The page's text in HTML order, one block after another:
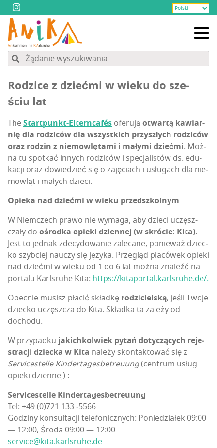
Rodzi­ce z dzieć­mi w wie­ku do sze­
ściu lat
TheStart­punkt-Eltern­ca­fés ofe­ru­ją otwar­tą kawiar­
nię dla rodzi­ców dla wszyst­kich przy­szłych rodzi­ców
oraz rodzin z nie­mow­lę­ta­mi i mały­mi dzieć­mi. Moż­
na tu spo­tkać innych rodzi­ców i spe­cja­li­stów ds. edu­
ka­cji oraz dowie­dzieć się o zaję­ciach i usłu­gach dla nie­
mow­ląt i małych dzieci.
Opie­ka nad dzieć­mi w wie­ku przedszkolnym
W Niem­czech pra­wo nie wyma­ga, aby dzie­ci uczęsz­
cza­ły do ośrod­ka opie­ki dzien­nej (w skró­cie: Kita).
Jest to jed­nak zde­cy­do­wa­nie zale­ca­ne, ponie­waż dziec­
ko szyb­ciej nauczy się języ­ka. Prze­gląd pla­có­wek opie­ki
nad dzieć­mi w wie­ku od 1 do 6 lat moż­na zna­leźć na
por­ta­lu Karls­ru­he Kita: https://kitaportal.karlsruhe.de/.
Obec­nie musisz pła­cić skład­kę rodzi­ciel­ską, jeśli Two­je
dziec­ko uczęsz­cza do Kita. Skład­ka ta zale­ży od
dochodu.
W przy­pad­ku jakich­kol­wiek pytań doty­czą­cych reje­
stra­cji dziec­ka w Kita nale­ży skon­tak­to­wać się z
Servi­ce­stel­le Kin­der­ta­ges­be­treu­ung(cen­trum usług
opie­ki dzien­nej) :
Servi­ce­stel­le Kin­der­ta­ges­be­treu­ung
Tel: +49 (0)721 133 ‑5566
Godzi­ny kon­sul­ta­cji tele­fo­nicz­nych: Ponie­dzia­łek 09:00
— 12:00, Śro­da 09:00 — 12:00
service@kita.karlsruhe.de